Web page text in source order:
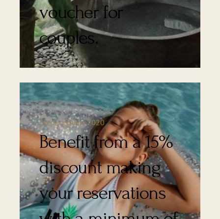
voucher for
couples.
18 décembre 2020
Benefit from a 15%
discount making
your reservations